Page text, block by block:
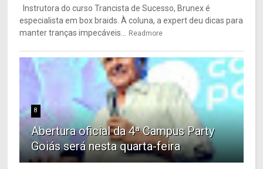
Instrutora do curso Trancista de Sucesso, Brunex é
especialista em box braids. À coluna, a expert deu dicas para
manter tranças impecáveis... Readmore
8
Abertura oficial da 4ª Campus Party
Goiás será nesta quarta-feira